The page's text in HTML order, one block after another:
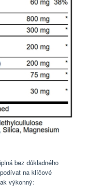
bez důkladného
na klíčové
výkonný: